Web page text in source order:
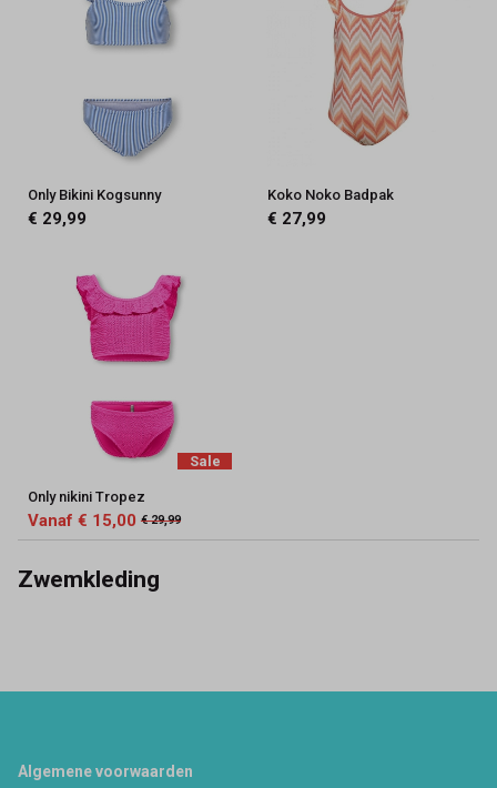
Only Bikini Kogsunny
€ 29,99
Koko Noko Badpak
€ 27,99
Sale
Only nikini Tropez
Vanaf € 15,00 € 29,99
Zwemkleding
Footer
Algemene voorwaarden